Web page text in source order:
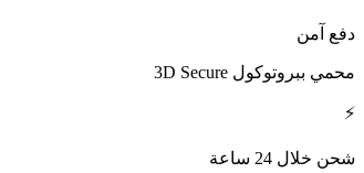
دفع آمن
محمي ببروتوكول 3D Secure
⚡
شحن خلال 24 ساعة